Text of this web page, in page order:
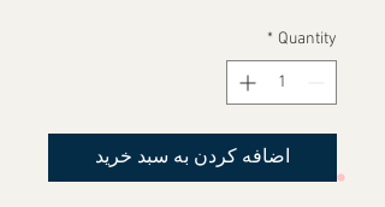
Quantity
*
اضافه کردن به سبد خرید